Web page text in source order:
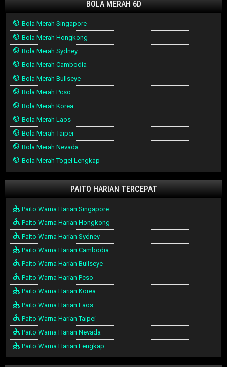
BOLA MERAH 6D
Bola Merah Singapore
Bola Merah Hongkong
Bola Merah Sydney
Bola Merah Cambodia
Bola Merah Bullseye
Bola Merah Pcso
Bola Merah Korea
Bola Merah Laos
Bola Merah Taipei
Bola Merah Nevada
Bola Merah Togel Lengkap
PAITO HARIAN TERCEPAT
Paito Warna Harian Singapore
Paito Warna Harian Hongkong
Paito Warna Harian Sydney
Paito Warna Harian Cambodia
Paito Warna Harian Bullseye
Paito Warna Harian Pcso
Paito Warna Harian Korea
Paito Warna Harian Laos
Paito Warna Harian Taipei
Paito Warna Harian Nevada
Paito Warna Harian Lengkap